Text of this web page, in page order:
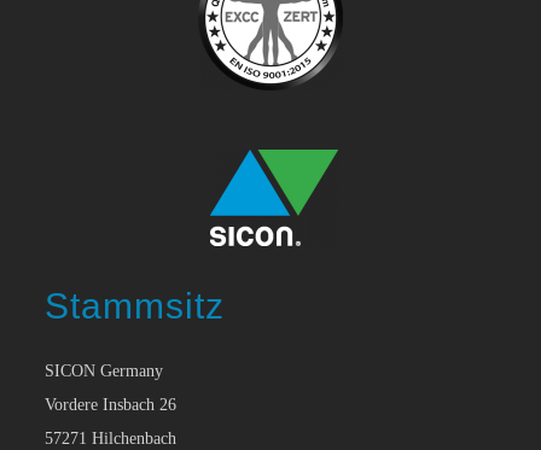
Stammsitz
SICON Germany
Vordere Insbach 26
57271 Hilchenbach